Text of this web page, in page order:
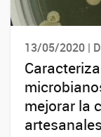
13/05/2020 |
mejorar la
artesanales